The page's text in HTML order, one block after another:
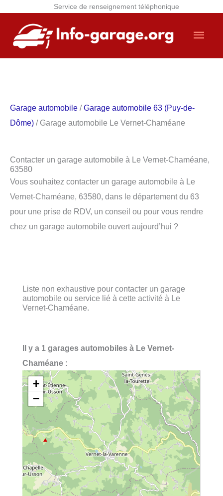
Service de renseignement téléphonique
contenu
Garage automobile /Garage automobile 63 (Puy-de-
Dôme) / Garage automobile Le Vernet-Chaméane
Contacter un garage automobile à Le Vernet-Chaméane,
63580
Vous souhaitez contacter un garage automobile à Le
Vernet-Chaméane, 63580, dans le département du 63
pour une prise de RDV, un conseil ou pour vous rendre
chez un garage automobile ouvert aujourd’hui ?
Liste non exhaustive pour contacter un garage
automobile ou service lié à cette activité à Le
Vernet-Chaméane.
Il y a 1 garages automobiles à Le Vernet-
Chaméane :
+
−